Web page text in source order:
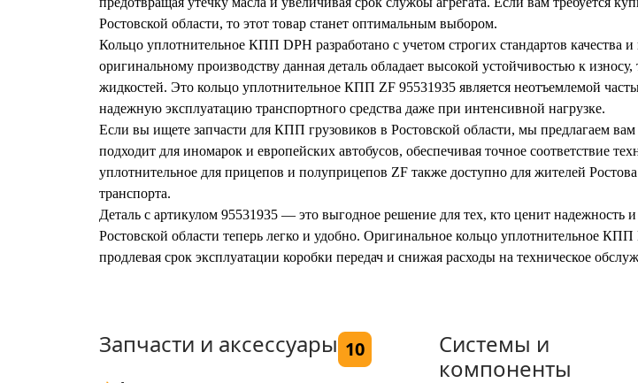
Ростовской области, то этот товар станет оптимальным выбором.
Кольцо уплотнительное КПП DPH разработано с учетом строгих стандартов качества
оригинальному производству данная деталь обладает высокой устойчивостью к
жидкостей. Это кольцо уплотнительное КПП ZF 95531935 является неотъемлемой
надежную эксплуатацию транспортного средства даже при интенсивной нагрузке.
Если вы ищете запчасти для КПП грузовиков в Ростовской области, мы предлагаем
подходит для иномарок и европейских автобусов, обеспечивая точное соответствие
уплотнительное для прицепов и полуприцепов ZF также доступно для жителей
транспорта.
Деталь с артикулом 95531935 — это выгодное решение для тех, кто ценит
Ростовской области теперь легко и удобно. Оригинальное кольцо уплотнительное
продлевая срок эксплуатации коробки передач и снижая расходы на техническое
Запчасти и аксессуары 10
Системы и
компоненты